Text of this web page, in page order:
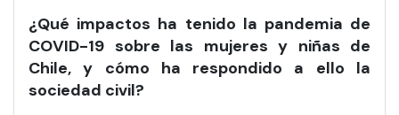
¿Qué impactos ha tenido la pandemia de
COVID-19 sobre las mujeres y niñas de
Chile, y cómo ha respondido a ello la
sociedad civil?